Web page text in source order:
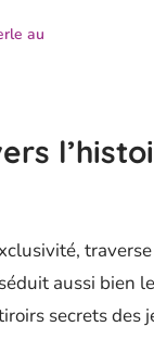
au
aussi bien
secrets des